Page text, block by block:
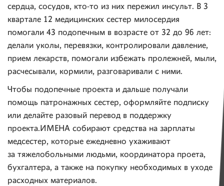
сердца, сосудов, кто-то из них пережил инсульт. В 3
квартале 12 медицинских сестер милосердия
помогали 43 подопечным в возрасте от 32 до 96 лет:
делали уколы, перевязки, контролировали давление,
прием лекарств, помогали избежать пролежней, мыли,
расчесывали, кормили, разговаривали с ними.
Чтобы подопечные проекта и дальше получали
помощь патронажных сестер, оформляйте подписку
или делайте разовый перевод в поддержку
проекта.ИМЕНА собирают средства на зарплаты
медсестер, которые ежедневно ухаживают
за тяжелобольными людьми, координатора проета,
бухгалтера, а также на покупку необходимых в уходе
расходных материалов.